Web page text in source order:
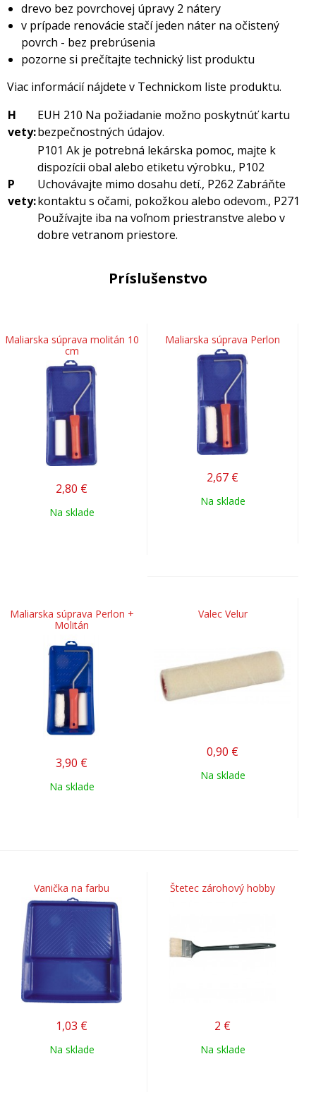
drevo bez povrchovej úpravy 2 nátery
v prípade renovácie stačí jeden náter na očistený
povrch - bez prebrúsenia
pozorne si prečítajte technický list produktu
Viac informácií nájdete v Technickom liste produktu.
H
vety:
EUH 210 Na požiadanie možno poskytnúť kartu
bezpečnostných údajov.
P
vety:
P101 Ak je potrebná lekárska pomoc, majte k
dispozícii obal alebo etiketu výrobku., P102
Uchovávajte mimo dosahu detí., P262 Zabráňte
kontaktu s očami, pokožkou alebo odevom., P271
Používajte iba na voľnom priestranstve alebo v
dobre vetranom priestore.
Príslušenstvo
Maliarska súprava molitán 10
cm
2,80 €
Na sklade
Maliarska súprava Perlon
2,67 €
Na sklade
Maliarska súprava Perlon +
Molitán
3,90 €
Na sklade
Valec Velur
0,90 €
Na sklade
Vanička na farbu
1,03 €
Na sklade
Štetec zárohový hobby
2 €
Na sklade